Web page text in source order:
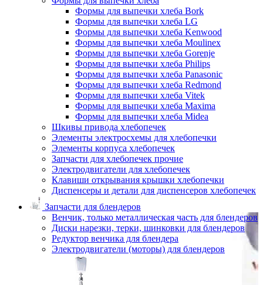
Формы для выпечки хлеба Bork
Формы для выпечки хлеба LG
Формы для выпечки хлеба Kenwood
Формы для выпечки хлеба Moulinex
Формы для выпечки хлеба Gorenje
Формы для выпечки хлеба Philips
Формы для выпечки хлеба Panasonic
Формы для выпечки хлеба Redmond
Формы для выпечки хлеба Vitek
Формы для выпечки хлеба Maxima
Формы для выпечки хлеба Midea
Шкивы привода хлебопечек
Элементы электросхемы для хлебопечки
Элементы корпуса хлебопечек
Запчасти для хлебопечек прочие
Электродвигатели для хлебопечек
Клавиши открывания крышки хлебопечки
Диспенсеры и детали для диспенсеров хлебопечек
Запчасти для блендеров
Венчик, только металлическая часть для блендеров
Диски нарезки, терки, шинковки для блендеров
Редуктор венчика для блендера
Электродвигатели (моторы) для блендеров